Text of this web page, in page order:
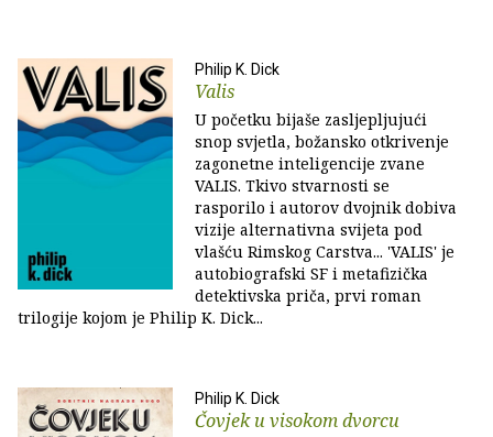
Philip K. Dick
Valis
U početku bijaše zasljepljujući
snop svjetla, božansko otkrivenje
zagonetne inteligencije zvane
VALIS. Tkivo stvarnosti se
rasporilo i autorov dvojnik dobiva
vizije alternativna svijeta pod
vlašću Rimskog Carstva... 'VALIS' je
autobiografski SF i metafizička
detektivska priča, prvi roman
trilogije kojom je Philip K. Dick...
Philip K. Dick
Čovjek u visokom dvorcu